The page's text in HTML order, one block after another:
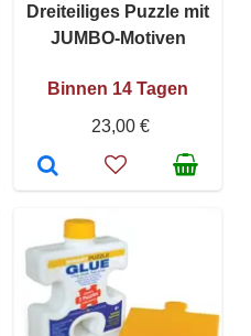
Dreiteiliges Puzzle mit
JUMBO-Motiven
Binnen 14 Tagen
23,00 €